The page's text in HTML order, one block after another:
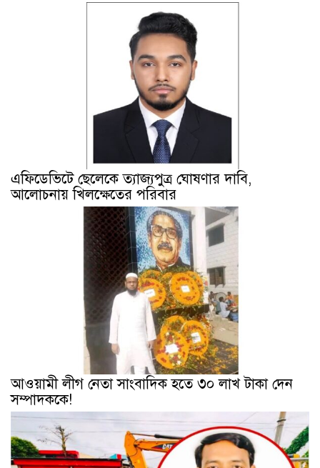
এফিডেভিটে ছেলেকে ত্যাজ্যপুত্র ঘোষণার দাবি,
আলোচনায় খিলক্ষেতের পরিবার
আওয়ামী লীগ নেতা সাংবাদিক হতে ৩০ লাখ টাকা দেন
সম্পাদককে!